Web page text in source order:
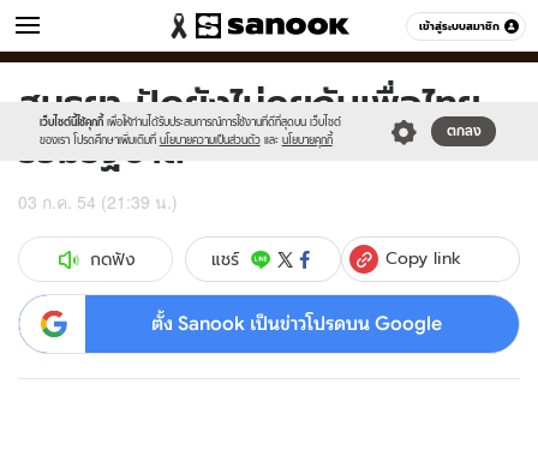
เข้าสู่ระบบสมาชิก
ข่าว หมวดอื่นๆ
เว็บไซต์นี้ใช้คุกกี้ เพื่อให้ท่านได้รับประสบการณ์การใช้งานที่ดีที่สุดบน เว็บไซต์
ของเรา โปรดศึกษาเพิ่มเติมที่ นโยบายความเป็นส่วนตัว และ นโยบายคุกกี้
ตกลง
Sanook
//s.isanook.com/sr/0/images/logo-
new-
sanook.png
600
60
สนธยา ปัดยังไม่คุยกับเพื่อไทย
ร่วมรัฐบาล
03 ก.ค. 54 (21:39 น.)
กดฟัง แชร์ Copy link
ตั้ง Sanook เป็นข่าวโปรดบน Google